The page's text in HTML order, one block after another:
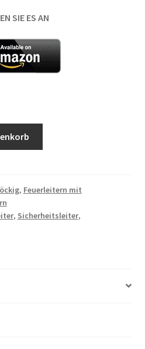
SIE ES AN
, Feuerleitern mit
, Sicherheitsleiter,